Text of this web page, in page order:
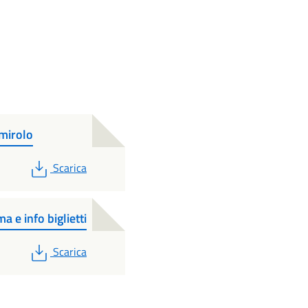
PDF
Scarica
e info biglietti
PDF
Scarica